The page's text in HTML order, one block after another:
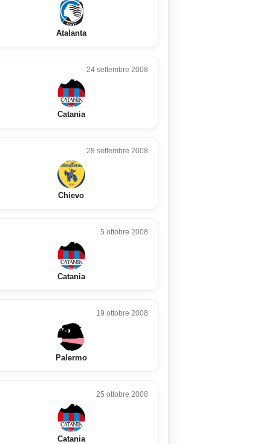
Atalanta
24 settembre 2008
Catania
28 settembre 2008
Chievo
5 ottobre 2008
Catania
19 ottobre 2008
Palermo
25 ottobre 2008
Catania